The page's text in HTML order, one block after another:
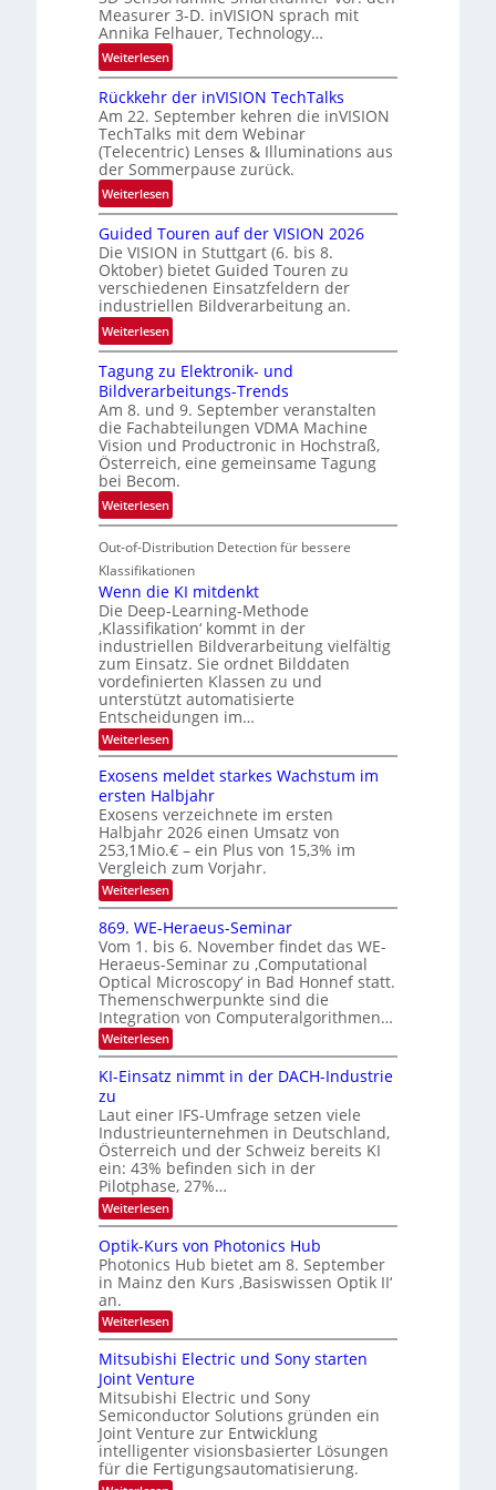
-
R
u
n
d
e
N
e
w
s
Measurer 3-D. inVISION sprach mit
Annika Felhauer, Technology…
Weiterlesen:
U
n
b
e
g
r
e
z
t
e
M
ö
g
l
i
c
h
k
e
i
t
e
Rückkehr der inVISION TechTalks
Am 22. September kehren die inVISION
TechTalks mit dem Webinar
(Telecentric) Lenses & Illuminations aus
der Sommerpause zurück.
Weiterlesen:
R
ü
c
k
k
e
h
d
e
r
i
n
V
I
S
I
O
N
T
e
c
h
T
a
l
k
s
Guided Touren auf der VISION 2026
Die VISION in Stuttgart (6. bis 8.
Oktober) bietet Guided Touren zu
verschiedenen Einsatzfeldern der
industriellen Bildverarbeitung an.
Weiterlesen:
G
u
i
d
e
d
T
o
u
r
a
u
d
e
r
V
I
S
I
O
N
2
0
2
6
Tagung zu Elektronik- und
Bildverarbeitungs-Trends
Am 8. und 9. September veranstalten
die Fachabteilungen VDMA Machine
Vision und Productronic in Hochstraß,
Österreich, eine gemeinsame Tagung
bei Becom.
Weiterlesen:
T
a
g
u
n
g
z
u
E
l
e
k
t
r
o
n
i
k
-
u
n
d
B
i
l
d
v
r
a
r
b
e
i
t
u
n
s
T
r
e
n
d
s
Out-of-Distribution Detection für bessere
Klassifikationen
Wenn die KI mitdenkt
Die Deep-Learning-Methode
‚Klassifikation‘ kommt in der
industriellen Bildverarbeitung vielfältig
zum Einsatz. Sie ordnet Bilddaten
vordefinierten Klassen zu und
unterstützt automatisierte
Entscheidungen im…
Weiterlesen:
W
n
n
d
i
e
K
I
m
i
t
d
e
n
k
t
Exosens meldet starkes Wachstum im
ersten Halbjahr
Exosens verzeichnete im ersten
Halbjahr 2026 einen Umsatz von
253,1Mio.€ – ein Plus von 15,3% im
Vergleich zum Vorjahr.
Weiterlesen:
E
x
o
s
e
n
s
m
e
l
d
e
t
a
r
k
e
s
W
a
c
h
s
t
u
m
i
m
e
r
s
t
e
n
H
a
869. WE-Heraeus-Seminar
Vom 1. bis 6. November findet das WE-
Heraeus-Seminar zu ‚Computational
Optical Microscopy‘ in Bad Honnef statt.
Themenschwerpunkte sind die
Integration von Computeralgorithmen…
Weiterlesen:
8
9
W
E
-
H
e
r
a
e
u
s
-
S
m
i
a
r
KI-Einsatz nimmt in der DACH-Industrie
zu
Laut einer IFS-Umfrage setzen viele
Industrieunternehmen in Deutschland,
Österreich und der Schweiz bereits KI
ein: 43% befinden sich in der
Pilotphase, 27%…
Weiterlesen:
K
-
E
i
s
a
z
n
i
m
m
t
i
n
d
Optik-Kurs von Photonics Hub
Photonics Hub bietet am 8. September
in Mainz den Kurs ‚Basiswissen Optik II‘
an.
Weiterlesen:
O
p
t
i
k
-
K
u
r
s
Mitsubishi Electric und Sony starten
Joint Venture
Mitsubishi Electric und Sony
Semiconductor Solutions gründen ein
Joint Venture zur Entwicklung
intelligenter visionsbasierter Lösungen
für die Fertigungsautomatisierung.